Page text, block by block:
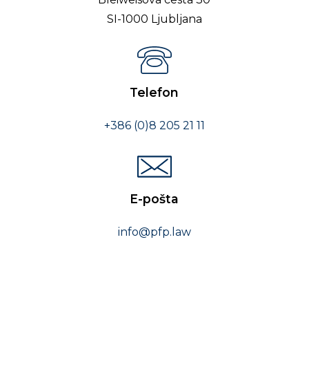
SI-1000 Ljubljana
Telefon
+386 (0)8 205 21 11
E-pošta
info@pfp.law